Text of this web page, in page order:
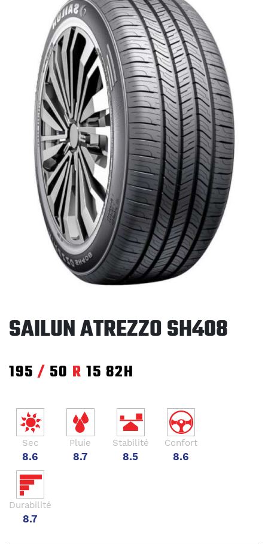
SAILUN ATREZZO SH408
195 / 50 R 15 82H
Sec
8.6
Pluie
8.7
Stabilité
8.5
Confort
8.6
Durabilité
8.7